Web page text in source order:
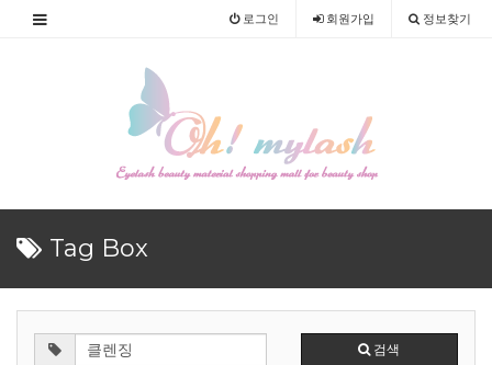
로그인 회원가입 정보찾기
Tag Box
검색